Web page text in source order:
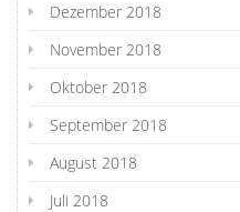
Dezember 2018
November 2018
Oktober 2018
September 2018
August 2018
Juli 2018